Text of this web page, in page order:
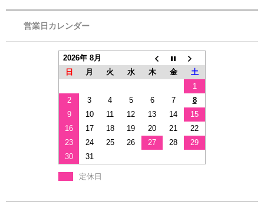
営業日カレンダー
2026年 8月
日
月 火 水 木 金
土
1
2
3 4 5 6 7
8
9
10 11 12 13 14
15
16
17 18 19 20 21
22
23
24 25 26 27 28
29
30
31
定休日